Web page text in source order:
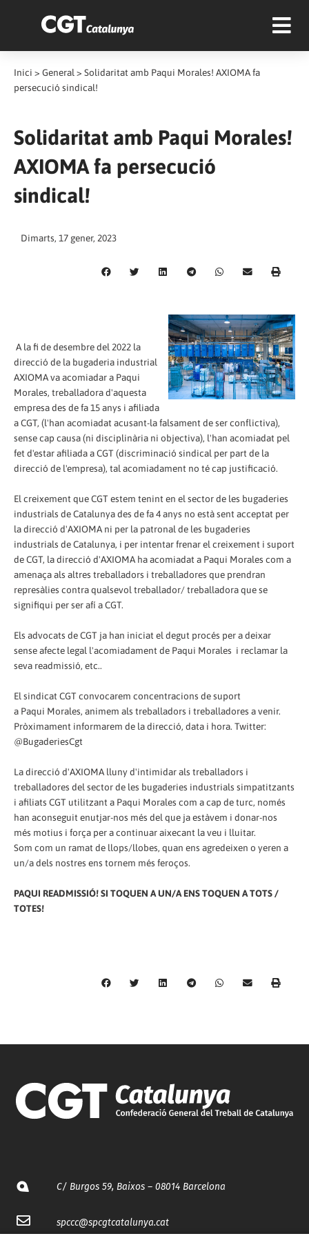
Inici > General > Solidaritat amb Paqui Morales! AXIOMA fa
persecució sindical!
Solidaritat amb Paqui Morales!
AXIOMA fa persecució
sindical!
Dimarts, 17 gener, 2023
A la fi de desembre del 2022 la
direcció de la bugaderia industrial
AXIOMA va acomiadar a Paqui
Morales, treballadora d'aquesta
empresa des de fa 15 anys i afiliada
a CGT, (l'han acomiadat acusant-la falsament de ser conflictiva),
sense cap causa (ni disciplinària ni objectiva), l'han acomiadat pel
fet d'estar afiliada a CGT (discriminació sindical per part de la
direcció de l'empresa), tal acomiadament no té cap justificació.
El creixement que CGT estem tenint en el sector de les bugaderies
industrials de Catalunya des de fa 4 anys no està sent acceptat per
la direcció d'AXIOMA ni per la patronal de les bugaderies
industrials de Catalunya, i per intentar frenar el creixement i suport
de CGT, la direcció d'AXIOMA ha acomiadat a Paqui Morales com a
amenaça als altres treballadors i treballadores que prendran
represàlies contra qualsevol treballador/ treballadora que se
signifiqui per ser afí a CGT.
Els advocats de CGT ja han iniciat el degut procés per a deixar
sense afecte legal l'acomiadament de Paqui Morales i reclamar la
seva readmissió, etc..
El sindicat CGT convocarem concentracions de suport
a Paqui Morales, animem als treballadors i treballadores a venir.
Pròximament informarem de la direcció, data i hora. Twitter:
@BugaderiesCgt
La direcció d'AXIOMA lluny d'intimidar als treballadors i
treballadores del sector de les bugaderies industrials simpatitzants
i afiliats CGT utilitzant a Paqui Morales com a cap de turc, només
han aconseguit enutjar-nos més del que ja estàvem i donar-nos
més motius i força per a continuar aixecant la veu i lluitar.
Som com un ramat de llops/llobes, quan ens agredeixen o yeren a
un/a dels nostres ens tornem més feroços.
PAQUI READMISSIÓ! SI TOQUEN A UN/A ENS TOQUEN A TOTS /
TOTES!
C/ Burgos 59, Baixos – 08014 Barcelona
spccc@spcgtcatalunya.cat